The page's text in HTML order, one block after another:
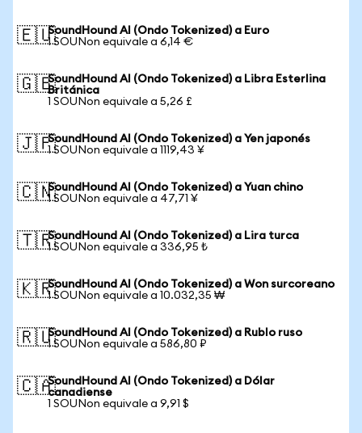
🇪🇺SoundHound AI (Ondo Tokenized) a Euro
1 SOUNon equivale a 6,14 €
🇬🇧SoundHound AI (Ondo Tokenized) a Libra Esterlina
Británica
1 SOUNon equivale a 5,26 £
🇯🇵SoundHound AI (Ondo Tokenized) a Yen japonés
1 SOUNon equivale a 1119,43 ¥
🇨🇳SoundHound AI (Ondo Tokenized) a Yuan chino
1 SOUNon equivale a 47,71 ¥
🇹🇷SoundHound AI (Ondo Tokenized) a Lira turca
1 SOUNon equivale a 336,95 ₺
🇰🇷SoundHound AI (Ondo Tokenized) a Won surcoreano
1 SOUNon equivale a 10.032,35 ₩
🇷🇺SoundHound AI (Ondo Tokenized) a Rublo ruso
1 SOUNon equivale a 586,80 ₽
🇨🇦SoundHound AI (Ondo Tokenized) a Dólar
canadiense
1 SOUNon equivale a 9,91 $